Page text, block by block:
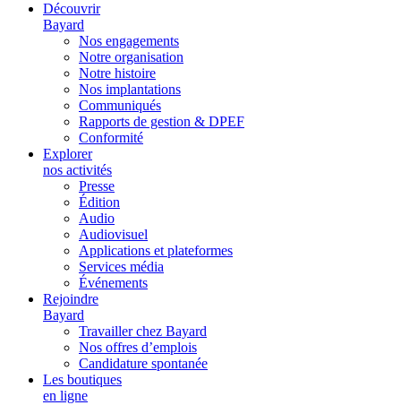
Découvrir
Bayard
Nos engagements
Notre organisation
Notre histoire
Nos implantations
Communiqués
Rapports de gestion & DPEF
Conformité
Explorer
nos activités
Presse
Édition
Audio
Audiovisuel
Applications et plateformes
Services média
Événements
Rejoindre
Bayard
Travailler chez Bayard
Nos offres d’emplois
Candidature spontanée
Les boutiques
en ligne